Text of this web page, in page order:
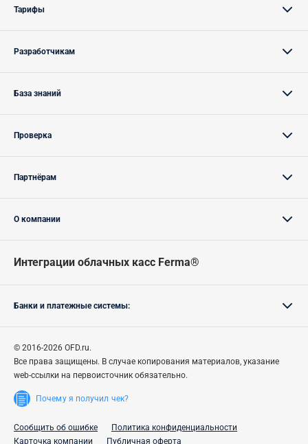
Тарифы
Разработчикам
База знаний
Проверка
Партнёрам
О компании
Интеграции облачных касс Ferma®
Банки и платежные системы:
© 2016-2026 OFD.ru.
Все права защищены. В случае копирования материалов, указание
web-ссылки на первоисточник обязательно.
Почему я получил чек?
Сообщить об ошибке
Политика конфиденциальности
Карточка компании
Публичная оферта